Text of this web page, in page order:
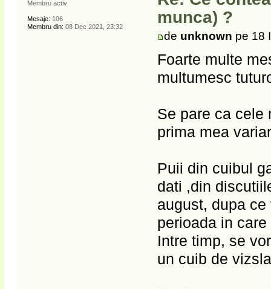
munca) ?
de unknown pe 18
Foarte multe
multumesc
Se pare ca cele
prima mea
Puii din cuibul
dati ,din
august, dupa
perioada in
Intre timp, se
un cuib de
Membru activ
Mesaje: 106
Membru din: 08 Dec 2021, 23:32